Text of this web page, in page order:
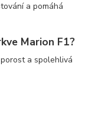
a pomáhá
Marion F1?
a spolehlivá